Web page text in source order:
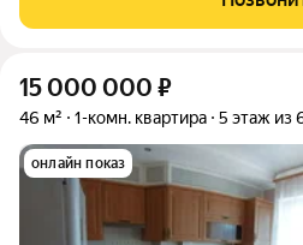
15 000 000 ₽
46 м² 1-комн. квартира 5 этаж из
онлайн показ